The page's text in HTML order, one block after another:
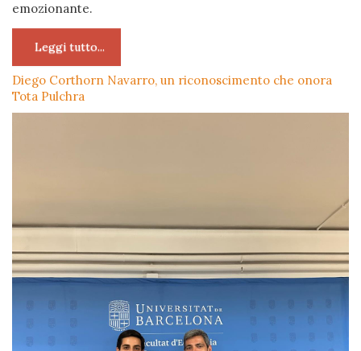
emozionante.
Leggi tutto...
Diego Corthorn Navarro, un riconoscimento che onora
Tota Pulchra